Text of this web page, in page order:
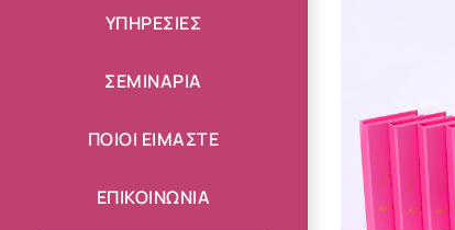
ΥΠΗΡΕΣΙΕΣ
ΣΕΜΙΝΑΡΙΑ
ΠΟΙΟΙ ΕΙΜΑΣΤΕ
ΕΠΙΚΟΙΝΩΝΙΑ